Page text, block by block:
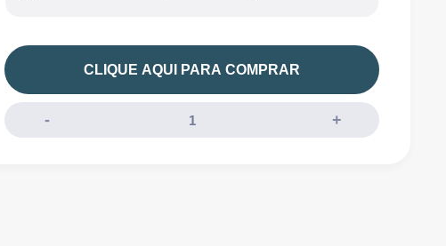
CLIQUE AQUI PARA COMPRAR